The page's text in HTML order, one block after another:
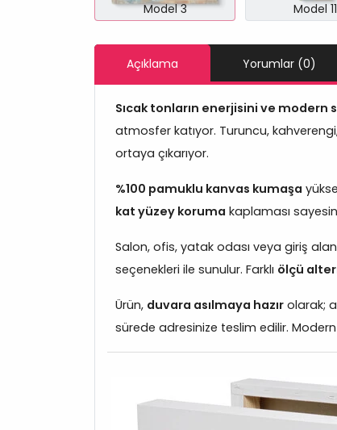
Model 3 Model 11
Açıklama Yorumlar (0)
Sıcak tonların enerjisini ve
atmosfer katıyor. Turuncu, kahverengi,
ortaya çıkarıyor.
%100 pamuklu kanvas kumaşa
kat yüzey koruma kaplaması
Salon, ofis, yatak odası veya giriş
seçenekleri ile sunulur. Farklı ölçü
Ürün, duvara asılmaya hazır olarak;
sürede adresinize teslim edilir.